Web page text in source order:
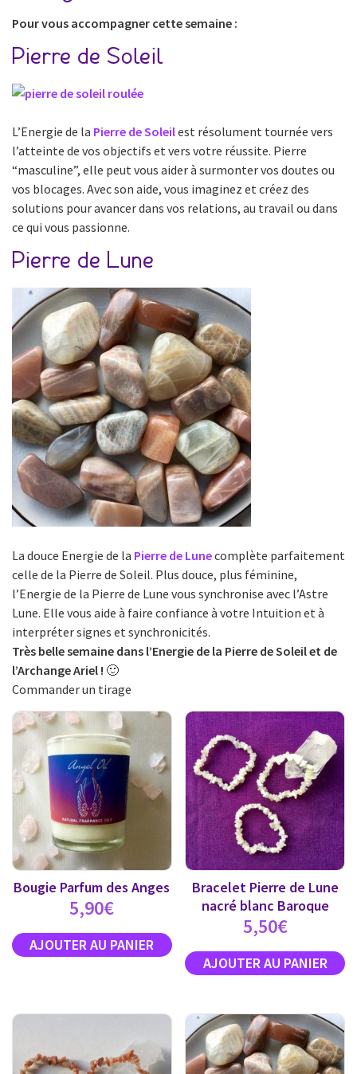
Pour vous accompagner cette semaine :
Pierre de Soleil
L’Energie de la Pierre de Soleilest résolument tournée vers
l’atteinte de vos objectifs et vers votre réussite. Pierre
“masculine”, elle peut vous aider à surmonter vos doutes ou
vos blocages. Avec son aide, vous imaginez et créez des
solutions pour avancer dans vos relations, au travail ou dans
ce qui vous passionne.
Pierre de Lune
La douce Energie de la Pierre de Lunecomplète parfaitement
celle de la Pierre de Soleil. Plus douce, plus féminine,
l’Energie de la Pierre de Lune vous synchronise avec l’Astre
Lune. Elle vous aide à faire confiance à votre Intuition et à
interpréter signes et synchronicités.
Très belle semaine dans l’Energie de la Pierre de Soleil et de
l’Archange Ariel ! 🙂
Commander un tirage
Bougie Parfum des Anges
5,90€
Bracelet Pierre de Lune
nacré blanc Baroque
5,50€